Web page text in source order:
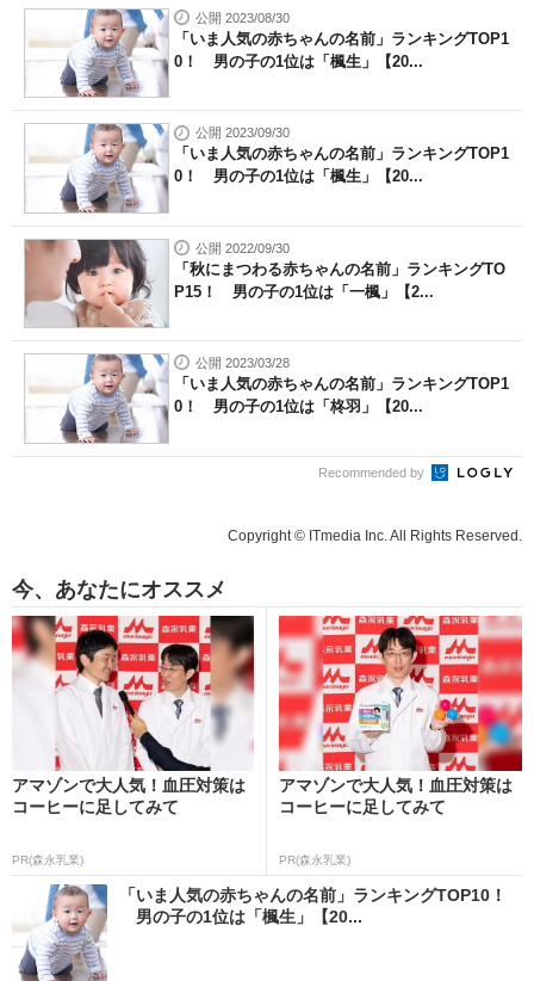
公開 2023/08/30
「いま人気の赤ちゃんの名前」ランキングTOP1
0！ 男の子の1位は「楓生」【20...
公開 2023/09/30
「いま人気の赤ちゃんの名前」ランキングTOP1
0！ 男の子の1位は「楓生」【20...
公開 2022/09/30
「秋にまつわる赤ちゃんの名前」ランキングTO
P15！ 男の子の1位は「一楓」【2...
公開 2023/03/28
「いま人気の赤ちゃんの名前」ランキングTOP1
0！ 男の子の1位は「柊羽」【20...
Recommended by
Copyright © ITmedia Inc. All Rights Reserved.
今、あなたにオススメ
アマゾンで大人気！血圧対策は
コーヒーに足してみて
PR(森永乳業)
アマゾンで大人気！血圧対策は
コーヒーに足してみて
PR(森永乳業)
「いま人気の赤ちゃんの名前」ランキングTOP10！
男の子の1位は「楓生」【20...